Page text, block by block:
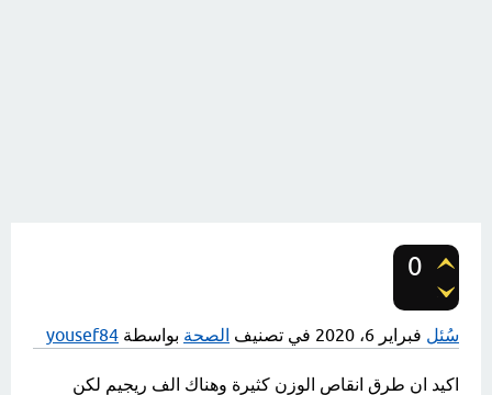
0
سُئل فبراير 6، 2020 في تصنيف الصحة بواسطة yousef84
اكيد ان طرق انقاص الوزن كثيرة وهناك الف ريجيم لكن